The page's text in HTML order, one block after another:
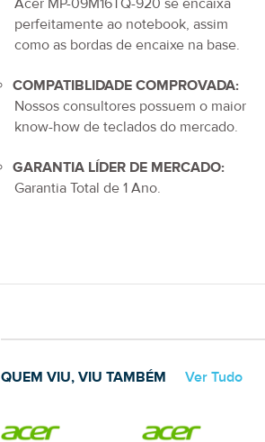
Acer MP-09M16TQ-920 se encaixa
perfeitamente ao notebook, assim
como as bordas de encaixe na base.
COMPATIBLIDADE COMPROVADA:
Nossos consultores possuem o maior
know-how de teclados do mercado.
GARANTIA LÍDER DE MERCADO:
Garantia Total de 1 Ano.
Ver Tudo
QUEM VIU, VIU TAMBÉM